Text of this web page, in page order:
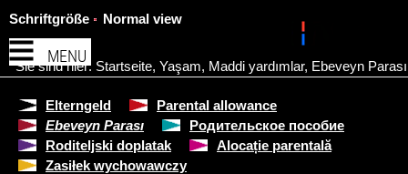
MENU
Schriftgröße Normal view
Sie sind hier: Startseite, Yaşam, Maddi yardımlar, Ebeveyn Parası
Elterngeld
Parental allowance
Ebeveyn Parası
Родительское пособие
Roditeljski doplatak
Alocație parentală
Zasiłek wychowawczy